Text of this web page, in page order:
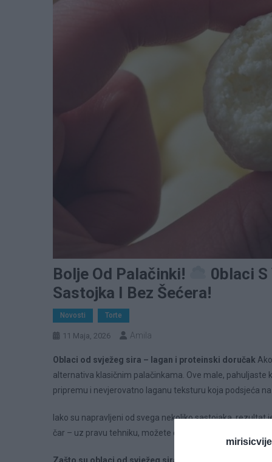
Bolje Od Palačinki!
0blaci
Sastojka I Bez Šećera!
Novosti Torte
11 Maja, 2026 Amila
Oblaci od svježeg sira – lagan i proteinski doručak
alternativa klasičnim palačinkama. Ove male,
pripremu i nevjerovatno laganu teksturu koja podsjeća
Iako su napravljeni od svega nekoliko sastojaka,
čar – uz pravu tehniku, možete dobiti jelo koje je
Zašto su oblaci od svježeg sira toliko popularni